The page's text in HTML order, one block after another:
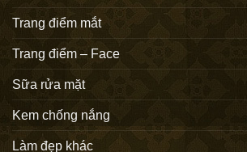
Trang điểm mắt
Trang điểm – Face
Sữa rửa mặt
Kem chống nắng
Làm đẹp khác